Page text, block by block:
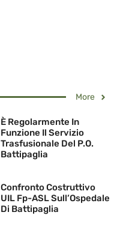
More
È Regolarmente In
Funzione Il Servizio
Trasfusionale Del P.O.
Battipaglia
Confronto Costruttivo
UIL Fp-ASL Sull’Ospedale
Di Battipaglia